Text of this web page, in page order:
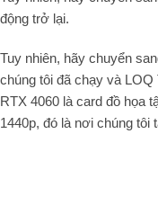
động trở lại.
Tuy nhiên, hãy chuyển
chúng tôi đã chạy và
RTX 4060 là card đồ họa
1440p, đó là nơi chúng tôi